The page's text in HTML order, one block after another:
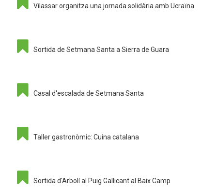
Vilassar organitza una jornada solidària amb Ucraïna
Sortida de Setmana Santa a Sierra de Guara
Casal d'escalada de Setmana Santa
Taller gastronòmic: Cuina catalana
Sortida d'Arbolí al Puig Gallicant al Baix Camp